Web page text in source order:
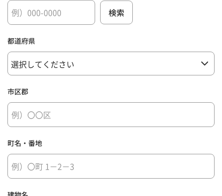
都道府県
市区郡
町名・番地